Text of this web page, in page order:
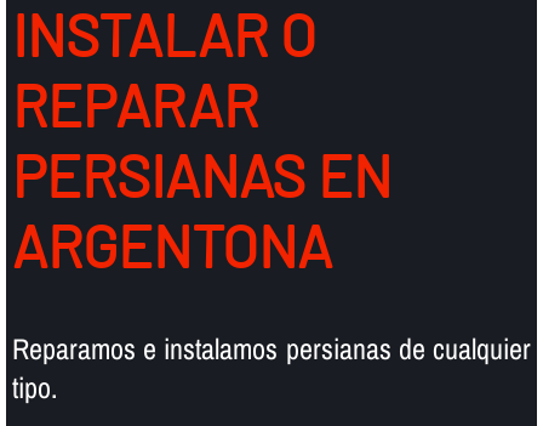
INSTALAR O
REPARAR
PERSIANAS EN
ARGENTONA
Reparamos e instalamos persianas de cualquier
tipo.